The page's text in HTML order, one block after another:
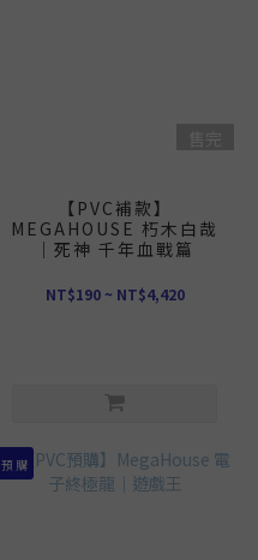
【PVC補款】
MEGAHOUSE 朽木白哉
｜死神 千年血戰篇
NT$190 ~ NT$4,420
預 購